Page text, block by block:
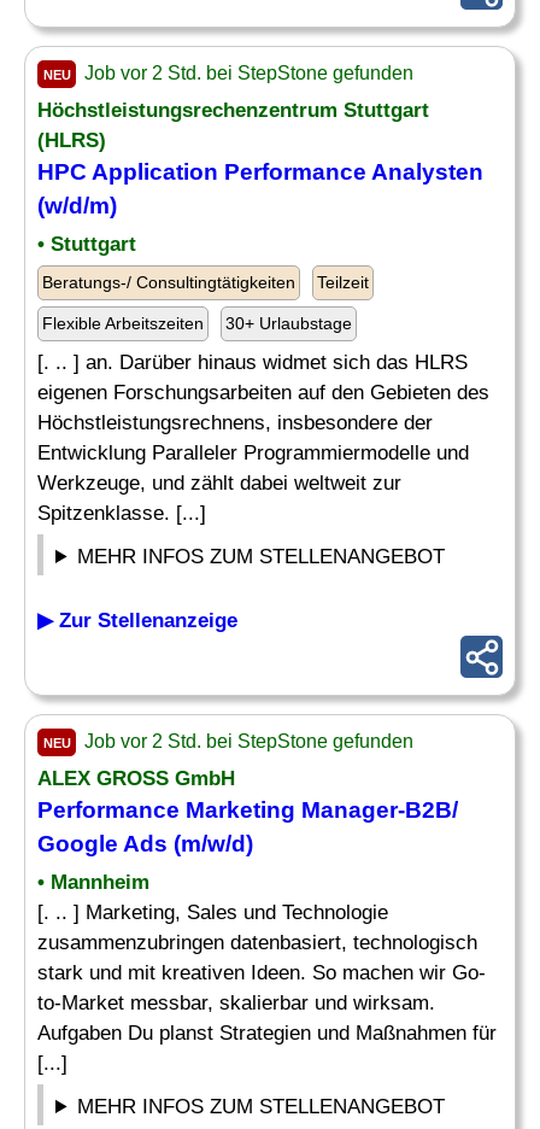
NEU Job vor 2 Std. bei StepStone gefunden
Höchstleistungsrechenzentrum Stuttgart
(HLRS)
HPC Application Performance Analysten
(w/d/m)
• Stuttgart
Beratungs-/ Consultingtätigkeiten Teilzeit
Flexible Arbeitszeiten 30+ Urlaubstage
[. .. ] an. Darüber hinaus widmet sich das HLRS
eigenen Forschungsarbeiten auf den Gebieten des
Höchstleistungsrechnens, insbesondere der
Entwicklung Paralleler Programmiermodelle und
Werkzeuge, und zählt dabei weltweit zur
Spitzenklasse. [...]
MEHR INFOS ZUM STELLENANGEBOT
▶ Zur Stellenanzeige
NEU Job vor 2 Std. bei StepStone gefunden
ALEX GROSS GmbH
Performance Marketing Manager-B2B/
Google Ads (m/w/d)
• Mannheim
[. .. ] Marketing, Sales und Technologie
zusammenzubringen datenbasiert, technologisch
stark und mit kreativen Ideen. So machen wir Go-
to-Market messbar, skalierbar und wirksam.
Aufgaben Du planst Strategien und Maßnahmen für
[...]
MEHR INFOS ZUM STELLENANGEBOT